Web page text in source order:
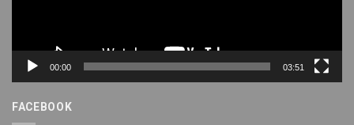
00:00 03:51
FACEBOOK